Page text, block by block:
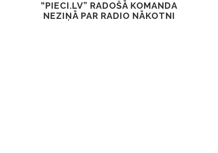
“PIECI.LV” RADOŠĀ KOMANDA
NEZIŅĀ PAR RADIO NĀKOTNI